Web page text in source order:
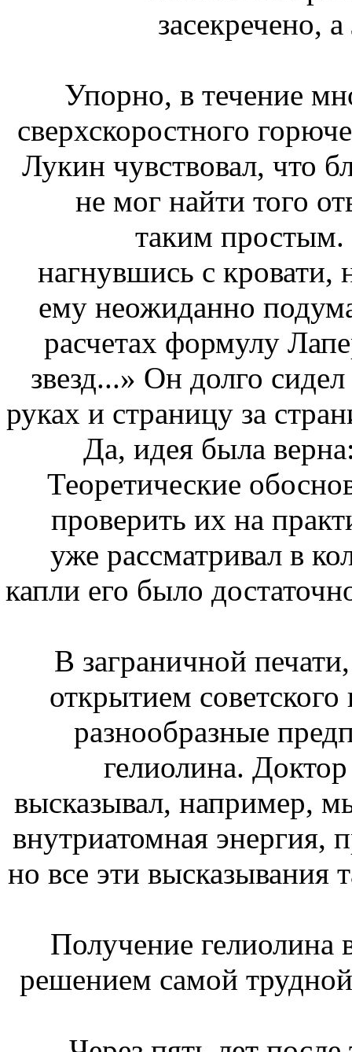
засекречено,
Упорно, в течение
сверхскоростного
Лукин чувствовал, что
не мог найти того
таким
нагнувшись с кровати,
ему неожиданно
расчетах формулу
звезд...» Он долго
руках и страницу за
Да, идея была
Теоретические
проверить их на
уже рассматривал в
капли его было
В заграничной
открытием
разнообразные
гелиолина.
высказывал, например,
внутриатомная энергия,
но все эти высказывания
Получение гелиолина
решением самой